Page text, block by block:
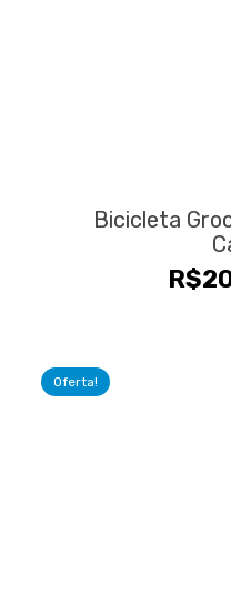
Bicicleta
R$
Oferta!